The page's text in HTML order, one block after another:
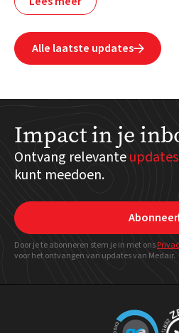
Alle laatste updates
Impact in je
Ontvang relevanteupdates
kunt meedoen.
Abonneer
Door je te abonneren stem je in met ons
voor het ontvangen van updates van Medair.